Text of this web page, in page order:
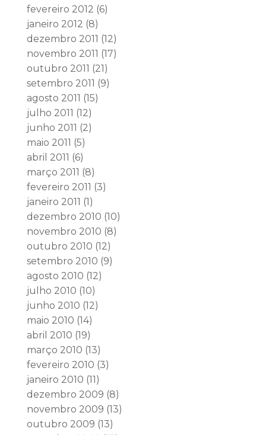
fevereiro 2012 (6)
janeiro 2012 (8)
dezembro 2011 (12)
novembro 2011 (17)
outubro 2011 (21)
setembro 2011 (9)
agosto 2011 (15)
julho 2011 (12)
junho 2011 (2)
maio 2011 (5)
abril 2011 (6)
março 2011 (8)
fevereiro 2011 (3)
janeiro 2011 (1)
dezembro 2010 (10)
novembro 2010 (8)
outubro 2010 (12)
setembro 2010 (9)
agosto 2010 (12)
julho 2010 (10)
junho 2010 (12)
maio 2010 (14)
abril 2010 (19)
março 2010 (13)
fevereiro 2010 (3)
janeiro 2010 (11)
dezembro 2009 (8)
novembro 2009 (13)
outubro 2009 (13)